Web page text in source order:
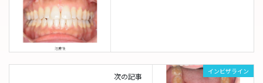
インビザライン
次の記事